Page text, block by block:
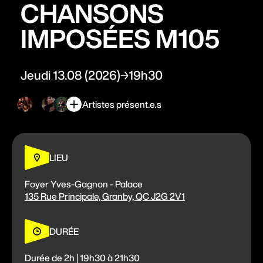
Volets
Espace pro
S'impliquer
CHANSONS
IMPOSÉES M105
Jeudi 13.08 (2026) 19h30
Artistes présent.e.s
LIEU
Foyer Yves-Gagnon - Palace
135 Rue Principale, Granby, QC J2G 2V1
DURÉE
Durée de 2h | 19h30 à 21h30